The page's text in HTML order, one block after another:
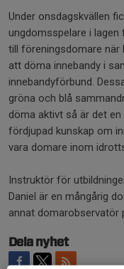
Under onsdagskvällen
ungdomsspelare i lagen
till föreningsdomare när
att döma innebandy i
innebandyförbund.
gröna och blå
döma aktivt så är det
fördjupad kunskap om
vara domare inom
Instruktör för
Daniel är en mångårig
annat domarobservatör
Dela nyhet